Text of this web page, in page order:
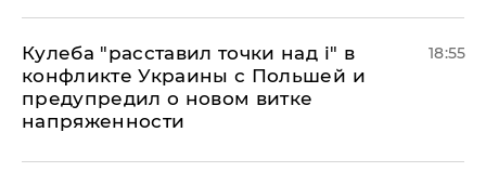
Кулеба "расставил точки над і" в
конфликте Украины с Польшей и
предупредил о новом витке
напряженности
18:55